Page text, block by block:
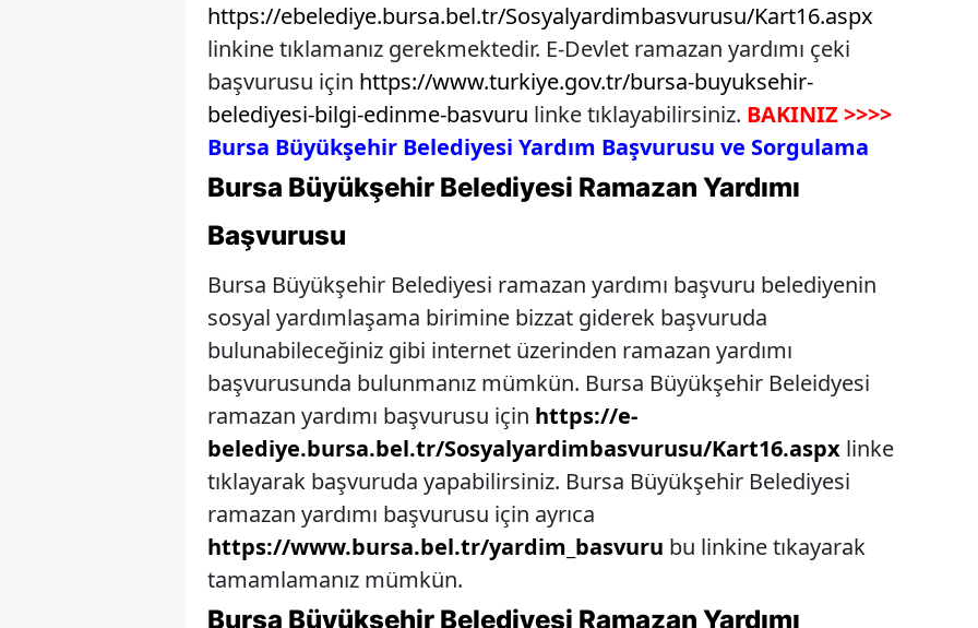
https://ebelediye.bursa.bel.tr/Sosyalyardimbasvurusu/Kart16.aspx
linkine tıklamanız gerekmektedir. E-Devlet ramazan yardımı çeki
başvurusu için https://www.turkiye.gov.tr/bursa-buyuksehir-
belediyesi-bilgi-edinme-basvuru linke tıklayabilirsiniz. BAKINIZ >>>>
Bursa Büyükşehir Belediyesi Yardım Başvurusu ve Sorgulama
Bursa Büyükşehir Belediyesi Ramazan Yardımı
Başvurusu
Bursa Büyükşehir Belediyesi ramazan yardımı başvuru belediyenin
sosyal yardımlaşama birimine bizzat giderek başvuruda
bulunabileceğiniz gibi internet üzerinden ramazan yardımı
başvurusunda bulunmanız mümkün. Bursa Büyükşehir Beleidyesi
ramazan yardımı başvurusu için https://e-
belediye.bursa.bel.tr/Sosyalyardimbasvurusu/Kart16.aspx linke
tıklayarak başvuruda yapabilirsiniz. Bursa Büyükşehir Belediyesi
ramazan yardımı başvurusu için ayrıca
https://www.bursa.bel.tr/yardim_basvuru bu linkine tıkayarak
tamamlamanız mümkün.
Bursa Büyükşehir Belediyesi Ramazan Yardımı